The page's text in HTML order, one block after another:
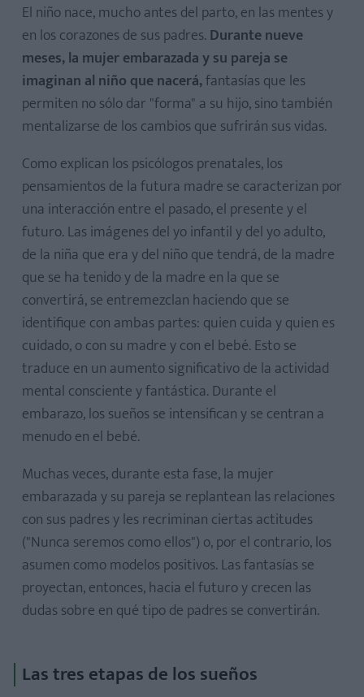
El niño nace, mucho antes del parto, en las mentes y
en los corazones de sus padres. Durante nueve
meses, la mujer embarazada y su pareja se
imaginan al niño que nacerá,fantasías que les
permiten no sólo dar "forma" a su hijo, sino también
mentalizarse de los cambios que sufrirán sus vidas.
Como explican los psicólogos prenatales, los
pensamientos de la futura madre se caracterizan por
una interacción entre el pasado, el presente y el
futuro. Las imágenes del yo infantil y del yo adulto,
de la niña que era y del niño que tendrá, de la madre
que se ha tenido y de la madre en la que se
convertirá, se entremezclan haciendo que se
identifique con ambas partes: quien cuida y quien es
cuidado, o con su madre y con el bebé. Esto se
traduce en un aumento significativo de la actividad
mental consciente y fantástica. Durante el
embarazo, los sueños se intensifican y se centran a
menudo en el bebé.
Muchas veces, durante esta fase, la mujer
embarazada y su pareja se replantean las relaciones
con sus padres y les recriminan ciertas actitudes
("Nunca seremos como ellos") o, por el contrario, los
asumen como modelos positivos. Las fantasías se
proyectan, entonces, hacia el futuro y crecen las
dudas sobre en qué tipo de padres se convertirán.
Las tres etapas de los sueños